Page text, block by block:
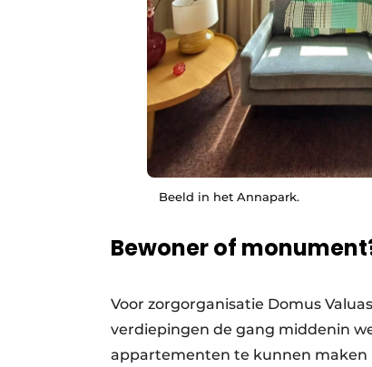
Beeld in het Annapark.
Bewoner of
Voor zorgorganisatie Domus
verdiepingen de gang middenin
appartementen te kunnen maken